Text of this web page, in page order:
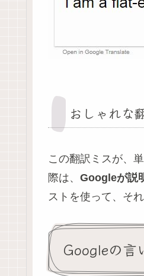
おしゃれな
この翻訳ミスが、
際は、 Googleが説
ストを使って、そ
Googleの言